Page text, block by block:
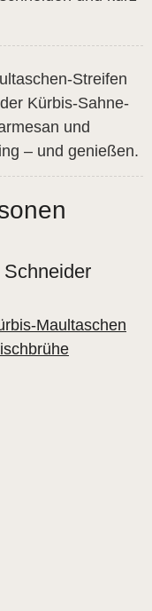
Maultaschen
Streifen
Kürbis-Sahne-
und
– und genießen.